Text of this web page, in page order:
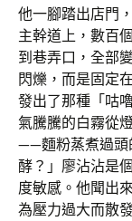
他一腳踏出店門
主幹道上，數百
到巷弄口，全部
閃爍，而是固定
發出了那種「咕
氣騰騰的白霧從
——麵粉蒸煮過頭
酵？」廖沾沾是
度敏感。他聞出
為壓力過大而散